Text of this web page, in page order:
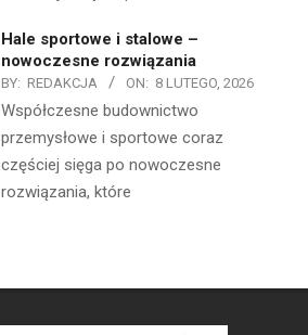
Hale sportowe i stalowe –
nowoczesne rozwiązania
BY: REDAKCJA ON: 8 LUTEGO, 2026
Współczesne budownictwo
przemysłowe i sportowe coraz
częściej sięga po nowoczesne
rozwiązania, które